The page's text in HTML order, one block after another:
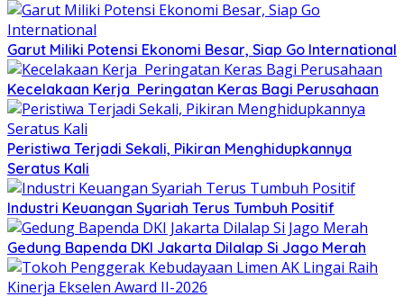
Garut Miliki Potensi Ekonomi Besar, Siap Go International
Kecelakaan Kerja Peringatan Keras Bagi Perusahaan
Peristiwa Terjadi Sekali, Pikiran Menghidupkannya
Seratus Kali
Industri Keuangan Syariah Terus Tumbuh Positif
Gedung Bapenda DKI Jakarta Dilalap Si Jago Merah